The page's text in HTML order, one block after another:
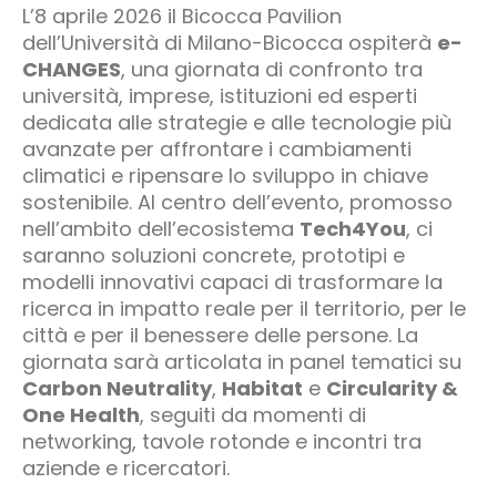
L’8 aprile 2026 il Bicocca Pavilion
dell’Università di Milano-Bicocca ospiterà e-
CHANGES, una giornata di confronto tra
università, imprese, istituzioni ed esperti
dedicata alle strategie e alle tecnologie più
avanzate per affrontare i cambiamenti
climatici e ripensare lo sviluppo in chiave
sostenibile. Al centro dell’evento, promosso
nell’ambito dell’ecosistema Tech4You, ci
saranno soluzioni concrete, prototipi e
modelli innovativi capaci di trasformare la
ricerca in impatto reale per il territorio, per le
città e per il benessere delle persone. La
giornata sarà articolata in panel tematici su
Carbon Neutrality, Habitat e Circularity &
One Health, seguiti da momenti di
networking, tavole rotonde e incontri tra
aziende e ricercatori.